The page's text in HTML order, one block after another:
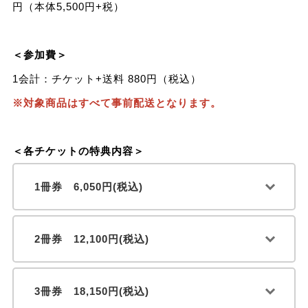
円（本体5,500円+税）
＜参加費＞
1会計：チケット+送料 880円（税込）
※対象商品はすべて事前配送となります。
＜各チケットの特典内容＞
1冊券 6,050円(税込)
2冊券 12,100円(税込)
3冊券 18,150円(税込)